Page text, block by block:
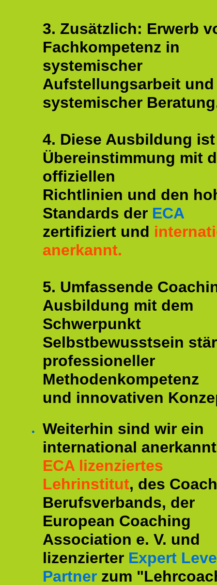
3. Zusätzlich: Erwerb
Fachkompetenz in
systemischer
Aufstellungsarbeit und
systemischer
4. Diese Ausbildung
Übereinstimmung mit
offiziellen
Richtlinien und den
Standards der ECA
zertifiziert und
anerkannt.
5. Umfassende
Ausbildung mit dem
Schwerpunkt
Selbstbewusstsein
professioneller
Methodenkompetenz
und innovativen
Weiterhin sind wir ein
international
ECA lizenziertes
Lehrinstitut, des
Berufsverbands, der
European Coaching
Association e. V. und
lizenzierter Expert
Partner zum